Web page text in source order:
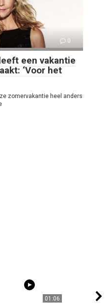
0
een vakantie
‘Voor het
zomervakantie heel anders
01:06